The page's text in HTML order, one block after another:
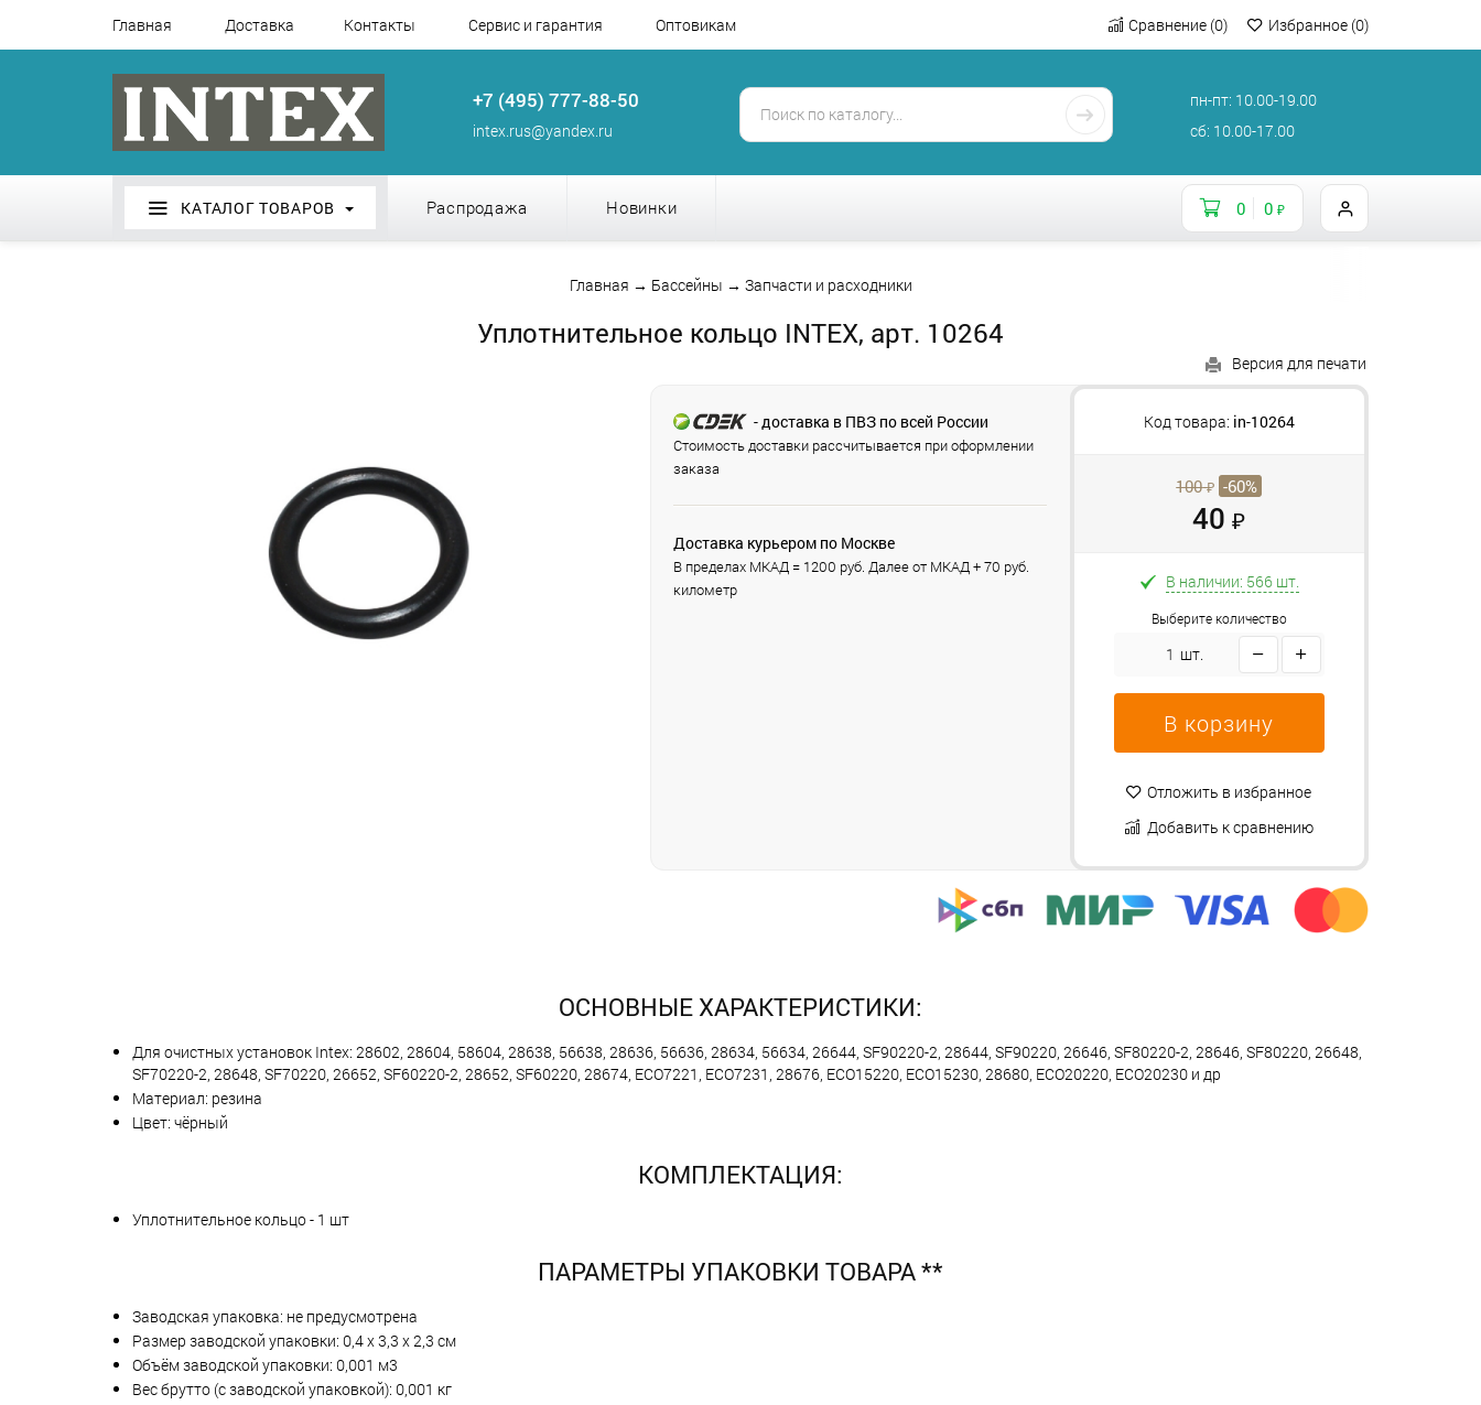
Главная Доставка Контакты Сервис и гарантия Оптовикам Сравнение (0) Избранное (0)
+7 (495) 777-88-50
intex.rus@yandex.ru
пн-пт: 10.00-19.00
сб: 10.00-17.00
КАТАЛОГ ТОВАРОВ Распродажа Новинки 0 0 ₽
Главная → Бассейны → Запчасти и расходники
Уплотнительное кольцо INTEX, арт. 10264
Версия для печати
Код товара: in-10264
100 ₽ -60%
40 ₽
В наличии: 566 шт.
Выберите количество
шт.
В корзину
Отложить в избранное
Добавить к сравнению
- доставка в ПВЗ по всей России
Стоимость доставки рассчитывается при оформлении
заказа
Доставка курьером по Москве
В пределах МКАД = 1200 руб. Далее от МКАД + 70 руб.
километр
ОСНОВНЫЕ ХАРАКТЕРИСТИКИ:
Для очистных установок Intex: 28602, 28604, 58604, 28638, 56638, 28636, 56636, 28634, 56634, 26644, SF90220-2, 28644, SF90220, 26646, SF80220-2, 28646, SF80220, 26648,
SF70220-2, 28648, SF70220, 26652, SF60220-2, 28652, SF60220, 28674, ECO7221, ECO7231, 28676, ECO15220, ECO15230, 28680, ECO20220, ECO20230 и др
Материал: резина
Цвет: чёрный
КОМПЛЕКТАЦИЯ:
Уплотнительное кольцо - 1 шт
ПАРАМЕТРЫ УПАКОВКИ ТОВАРА **
Заводская упаковка: не предусмотрена
Размер заводской упаковки: 0,4 х 3,3 х 2,3 см
Объём заводской упаковки: 0,001 м3
Вес брутто (с заводской упаковкой): 0,001 кг